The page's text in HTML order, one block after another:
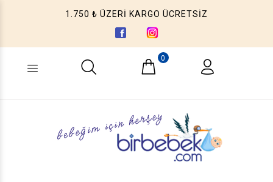
1.750 ₺ ÜZERİ KARGO ÜCRETSİZ
Ne aramıştınız? (Ürün, Kategori ...)
0